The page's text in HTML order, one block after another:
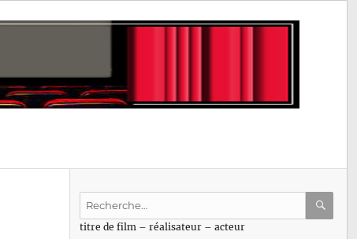
Recherche
:titre de film – réalisateur – acteur